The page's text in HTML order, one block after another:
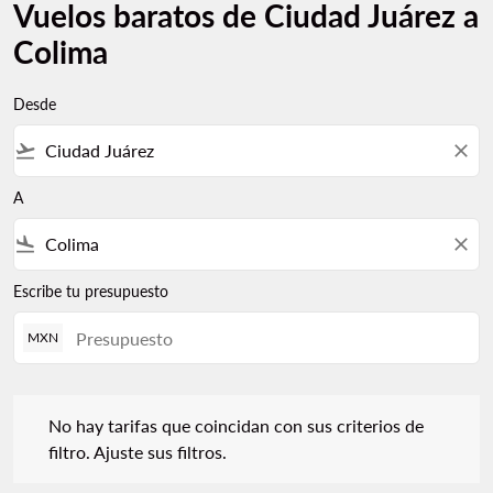
Vuelos baratos de Ciudad Juárez a
Colima
Desde
flight_takeoff close
A
flight_land close
Escribe tu presupuesto
MXN
No hay tarifas que coincidan con sus criterios de
filtro. Ajuste sus filtros.